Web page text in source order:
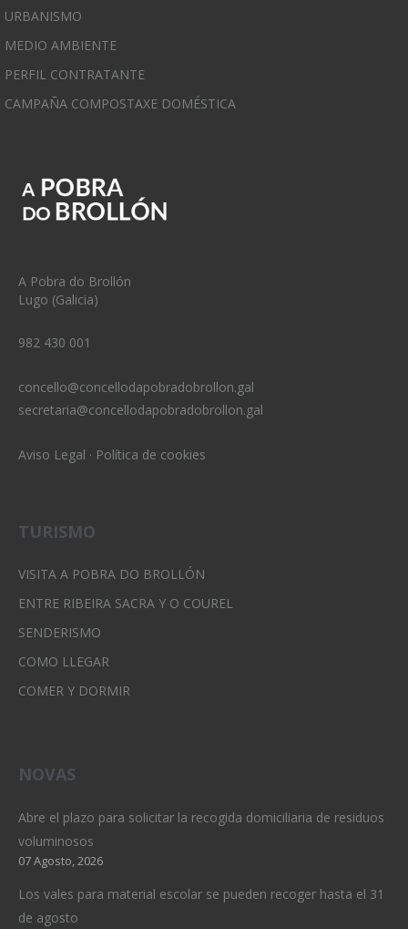
URBANISMO
MEDIO AMBIENTE
PERFIL CONTRATANTE
CAMPAÑA COMPOSTAXE DOMÉSTICA
A Pobra do Brollón
Lugo (Galicia)
982 430 001
concello@concellodapobradobrollon.gal
secretaria@concellodapobradobrollon.gal
Aviso Legal · Política de cookies
TURISMO
VISITA A POBRA DO BROLLÓN
ENTRE RIBEIRA SACRA Y O COUREL
SENDERISMO
COMO LLEGAR
COMER Y DORMIR
NOVAS
Abre el plazo para solicitar la recogida domiciliaria de residuos
voluminosos
07 Agosto, 2026
Los vales para material escolar se pueden recoger hasta el 31
de agosto